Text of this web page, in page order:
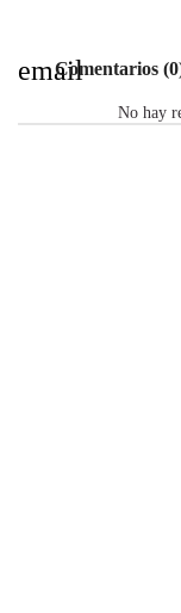
emailComentarios
No hay